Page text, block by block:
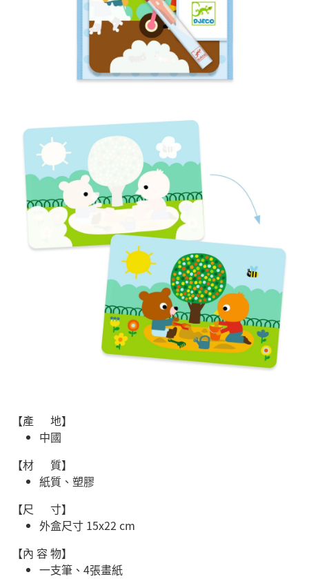
【產 地】
中國
【材 質】
紙質、塑膠
【尺 寸】
外盒尺寸 15x22 cm
【內 容 物】
一支筆、4張畫紙